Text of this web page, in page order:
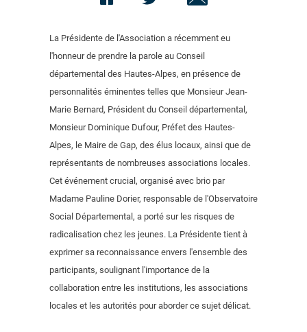
La Présidente de l'Association a récemment eu
l'honneur de prendre la parole au Conseil
départemental des Hautes-Alpes, en présence de
personnalités éminentes telles que Monsieur Jean-
Marie Bernard, Président du Conseil départemental,
Monsieur Dominique Dufour, Préfet des Hautes-
Alpes, le Maire de Gap, des élus locaux, ainsi que de
représentants de nombreuses associations locales.
Cet événement crucial, organisé avec brio par
Madame Pauline Dorier, responsable de l'Observatoire
Social Départemental, a porté sur les risques de
radicalisation chez les jeunes. La Présidente tient à
exprimer sa reconnaissance envers l'ensemble des
participants, soulignant l'importance de la
collaboration entre les institutions, les associations
locales et les autorités pour aborder ce sujet délicat.